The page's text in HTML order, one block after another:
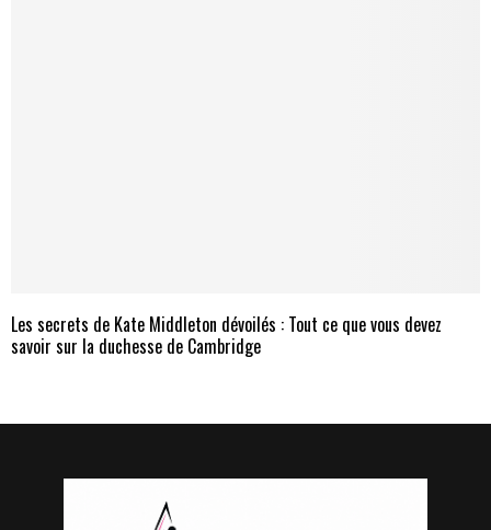
Les secrets de Kate Middleton dévoilés : Tout ce que vous devez
savoir sur la duchesse de Cambridge